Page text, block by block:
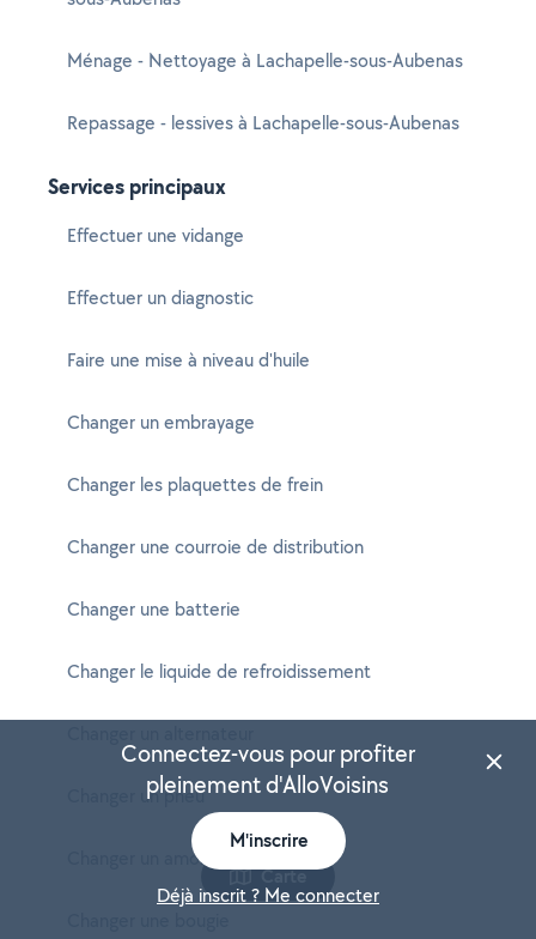
Ménage - Nettoyage à Lachapelle-sous-Aubenas
Repassage - lessives à Lachapelle-sous-Aubenas
Services principaux
Effectuer une vidange
Effectuer un diagnostic
Faire une mise à niveau d'huile
Changer un embrayage
Changer les plaquettes de frein
Changer une courroie de distribution
Changer une batterie
Changer le liquide de refroidissement
Changer un pneu
Changer un amortisseur
Carte
Connectez-vous pour profiter
pleinement d'AlloVoisins
M'inscrire
Déjà inscrit ? Me connecter